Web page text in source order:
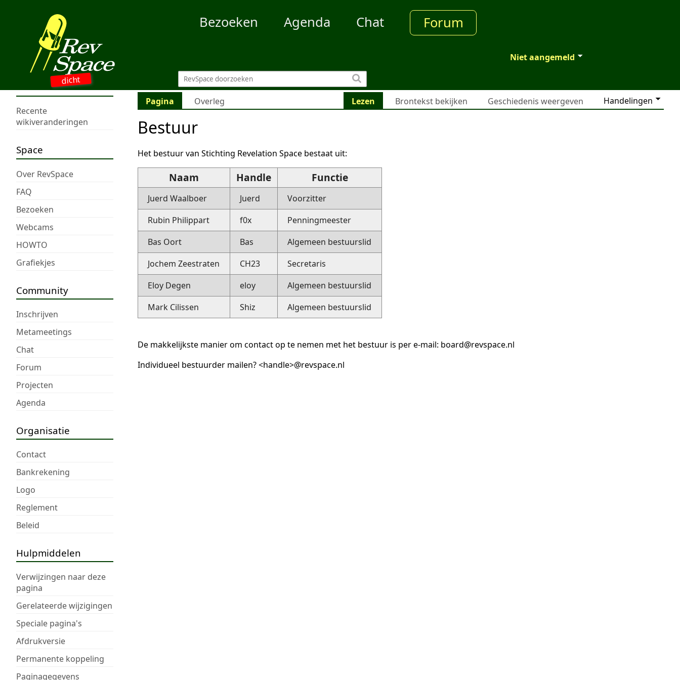
dicht
Bezoeken Agenda Chat Forum
Niet aangemeld
Recente
wikiveranderingen
Space
Over RevSpace
FAQ
Bezoeken
Webcams
HOWTO
Grafiekjes
Community
Inschrijven
Metameetings
Chat
Forum
Projecten
Agenda
Organisatie
Contact
Bankrekening
Logo
Reglement
Beleid
Hulpmiddelen
Verwijzingen naar deze
pagina
Gerelateerde wijzigingen
Speciale pagina's
Afdrukversie
Permanente koppeling
Paginagegevens
Pagina Overleg Handelingen
Lezen Brontekst bekijken Geschiedenis weergeven
Bestuur
Het bestuur van Stichting Revelation Space bestaat uit:
Naam Handle Functie
Juerd Waalboer Juerd
Voorzitter
Rubin Philippart
f0x
Penningmeester
Bas Oort
Bas
Algemeen bestuurslid
Jochem Zeestraten
CH23
Secretaris
Eloy Degen
eloy
Algemeen bestuurslid
Mark Cilissen
Shiz Algemeen bestuurslid
De makkelijkste manier om contact op te nemen met het bestuur is per e-mail: board@revspace.nl
Individueel bestuurder mailen? <handle>@revspace.nl